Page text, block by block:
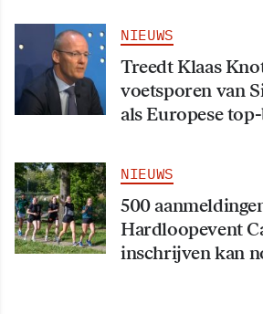
NIEUWS
Treedt Klaas
voetsporen van
als Europese
NIEUWS
500
Hardloopevent
inschrijven kan